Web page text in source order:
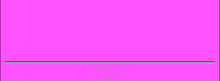
798903 bezoekers
login